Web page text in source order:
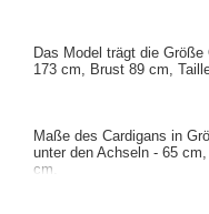
Das Model trägt die
173 cm, Brust 89 cm,
Maße des Cardigans in
unter den Achseln - 65
cm.